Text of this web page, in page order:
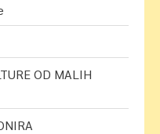
OD MALIH